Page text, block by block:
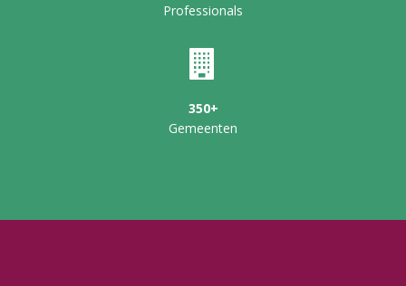
Professionals
350+
Gemeenten